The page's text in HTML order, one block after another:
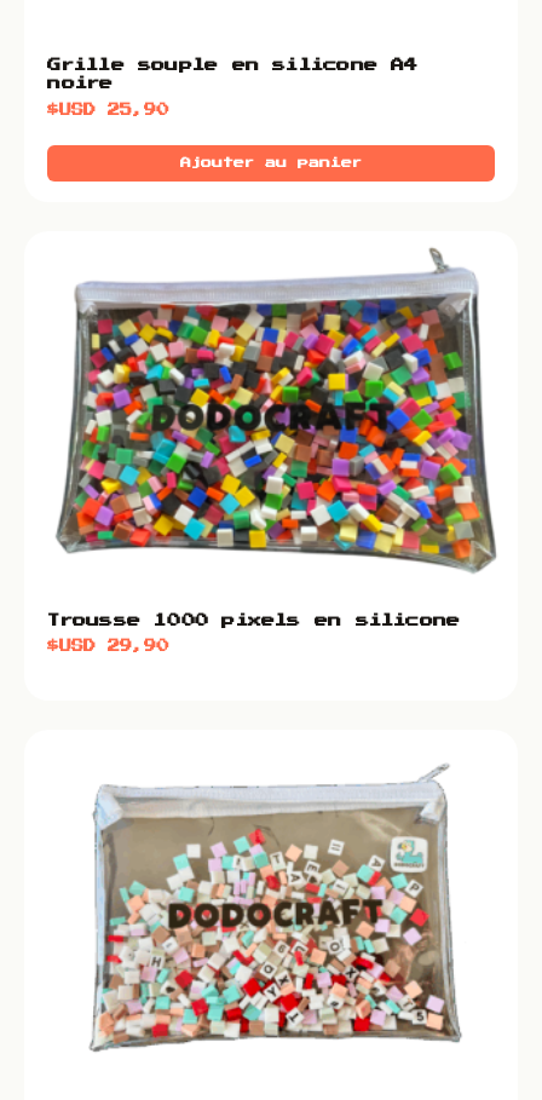
Grille souple en silicone A4
noire
$USD25,90
Ajouter au panier
Trousse 1000 pixels en silicone
$USD29,90